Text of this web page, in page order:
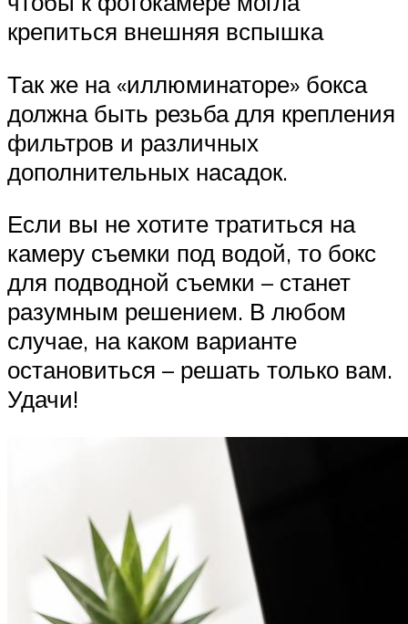
крепиться внешняя вспышка
Так же на «иллюминаторе» бокса
должна быть резьба для крепления
фильтров и различных
дополнительных насадок.
Если вы не хотите тратиться на
камеру съемки под водой, то бокс
для подводной съемки – станет
разумным решением. В любом
случае, на каком варианте
остановиться – решать только вам.
Удачи!